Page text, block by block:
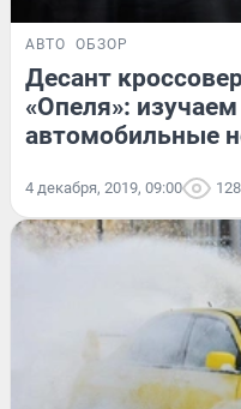
АВТО ОБЗОР
Десант
«Опеля»:
автомобильные
4 декабря, 2019, 09:00 128